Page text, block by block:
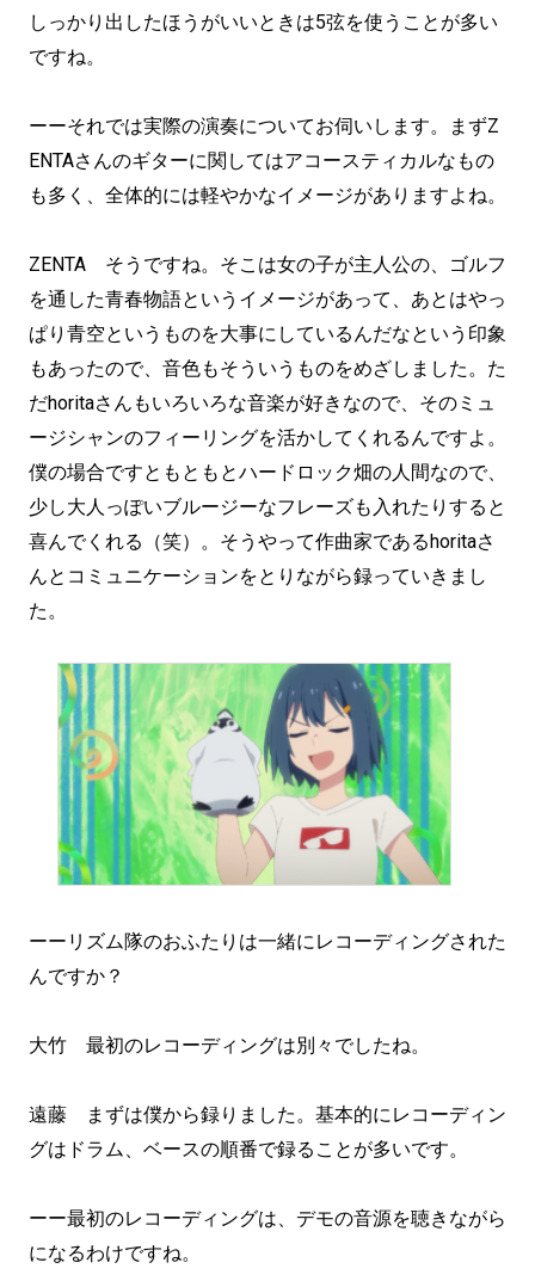
しっかり出したほうがいいときは5弦を使うことが多い
ですね。
ーーそれでは実際の演奏についてお伺いします。まずZ
ENTAさんのギターに関してはアコースティカルなもの
も多く、全体的には軽やかなイメージがありますよね。
ZENTA そうですね。そこは女の子が主人公の、ゴルフ
を通した青春物語というイメージがあって、あとはやっ
ぱり青空というものを大事にしているんだなという印象
もあったので、音色もそういうものをめざしました。た
だhoritaさんもいろいろな音楽が好きなので、そのミュ
ージシャンのフィーリングを活かしてくれるんですよ。
僕の場合ですともともとハードロック畑の人間なので、
少し大人っぽいブルージーなフレーズも入れたりすると
喜んでくれる（笑）。そうやって作曲家であるhoritaさ
んとコミュニケーションをとりながら録っていきまし
た。
ーーリズム隊のおふたりは一緒にレコーディングされた
んですか？
大竹 最初のレコーディングは別々でしたね。
遠藤 まずは僕から録りました。基本的にレコーディン
グはドラム、ベースの順番で録ることが多いです。
ーー最初のレコーディングは、デモの音源を聴きながら
になるわけですね。